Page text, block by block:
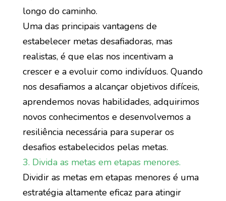
longo do caminho.
Uma das principais vantagens de
estabelecer metas desafiadoras, mas
realistas, é que elas nos incentivam a
crescer e a evoluir como indivíduos. Quando
nos desafiamos a alcançar objetivos difíceis,
aprendemos novas habilidades, adquirimos
novos conhecimentos e desenvolvemos a
resiliência necessária para superar os
desafios estabelecidos pelas metas.
3. Divida as metas em etapas menores.
Dividir as metas em etapas menores é uma
estratégia altamente eficaz para atingir